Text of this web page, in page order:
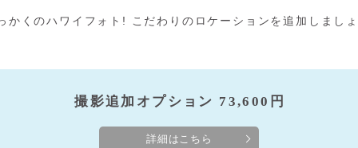
かくのハワイフォト! こだわりのロケーションを追加しまし
撮影追加オプション 73,600 円
詳細はこちら